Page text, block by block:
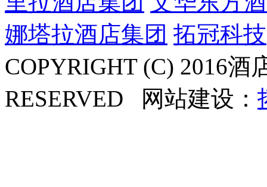
娜塔拉酒店集团 拓冠科技
COPYRIGHT (C) 2016酒
RESERVED
网站建设：